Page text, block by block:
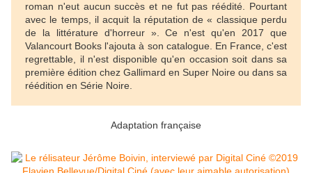
roman n'eut aucun succès et ne fut pas réédité. Pourtant
avec le temps, il acquit la réputation de « classique perdu
de la littérature d'horreur ». Ce n'est qu'en 2017 que
Valancourt Books l'ajouta à son catalogue. En France, c'est
regrettable, il n'est disponible qu'en occasion soit dans sa
première édition chez Gallimard en Super Noire ou dans sa
réédition en Série Noire.
Adaptation française